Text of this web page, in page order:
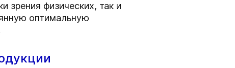
зрения физических, так и
оптимальную